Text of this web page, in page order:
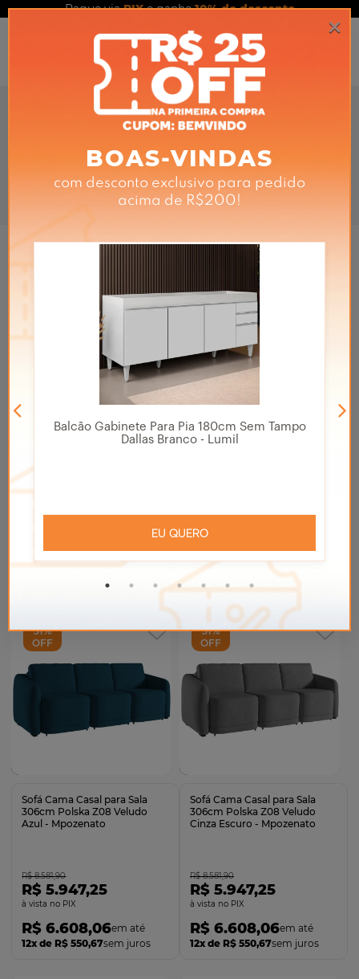
Pague viaPIXe ganhe10% de desconto
Ordenar
Home Sala de Estar Sofá Cama Casal
Casal
Sofá Cama Casal para Sala
R$ 10.361,90
R$ 7.978,66
12x de R$ 664,89sem juros
Comprar
Sofá Cama Casal para Sala
R$ 6.446,21
R$ 9.301,90
R$ 7.162,46
12x de R$ 596,87 sem juros
Comprar
31%
OFF
Sofá Cama Casal para Sala
306cm Polska Z08 Veludo
Azul - Mpozenato
R$ 5.947,25
no PIX
R$ 8.581,90
R$ 6.608,06
12x de R$ 550,67sem juros
31%
OFF
Sofá Cama Casal para Sala
306cm Polska Z08 Veludo
Cinza Escuro - Mpozenato
R$ 5.947,25
no PIX
R$ 8.581,90
R$ 6.608,06
12x de R$ 550,67sem juros